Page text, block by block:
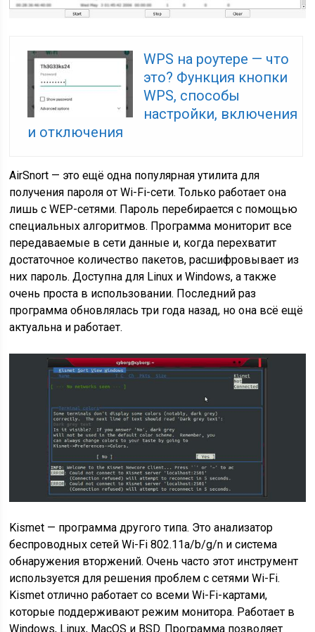
WPS на роутере — что
это? Функция кнопки
WPS, способы
настройки, включения
и отключения
AirSnort — это ещё одна популярная утилита для
получения пароля от Wi-Fi-сети. Только работает она
лишь с WEP-сетями. Пароль перебирается с помощью
специальных алгоритмов. Программа мониторит все
передаваемые в сети данные и, когда перехватит
достаточное количество пакетов, расшифровывает из
них пароль. Доступна для Linux и Windows, а также
очень проста в использовании. Последний раз
программа обновлялась три года назад, но она всё ещё
актуальна и работает.
Kismet — программа другого типа. Это анализатор
беспроводных сетей Wi-Fi 802.11a/b/g/n и система
обнаружения вторжений. Очень часто этот инструмент
используется для решения проблем с сетями Wi-Fi.
Kismet отлично работает со всеми Wi-Fi-картами,
которые поддерживают режим монитора. Работает в
Windows, Linux, MacOS и BSD. Программа позволяет